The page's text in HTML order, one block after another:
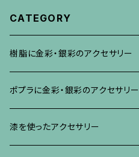
CATEGORY
樹脂に金彩・銀彩のアクセサリー
ブローチ
イヤリング・ピアス
ポプラに金彩・銀彩のアクセサリー
ブローチ
漆を使ったアクセサリー